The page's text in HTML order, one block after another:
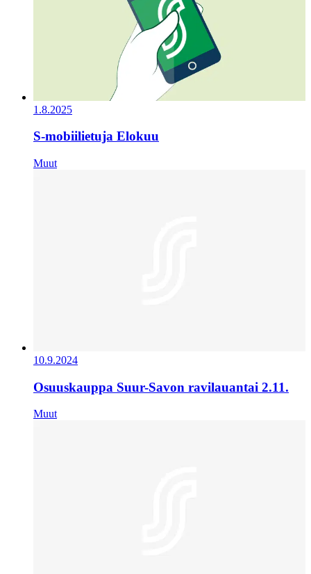
1.8.2025
S-mobiilietuja Elokuu
Muut
10.9.2024
Osuuskauppa Suur-Savon ravilauantai 2.11.
Muut